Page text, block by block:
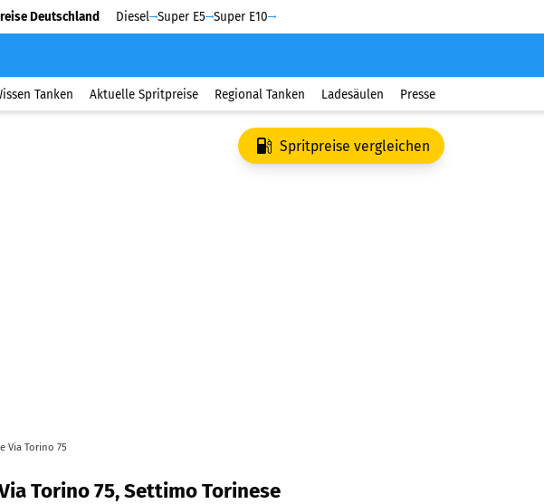
Deutschland Diesel Super E5 Super E10
Tanken Aktuelle Spritpreise Regional Tanken Ladesäulen Presse
Spritpreise vergleichen
Via Torino 75
Torino 75, Settimo Torinese